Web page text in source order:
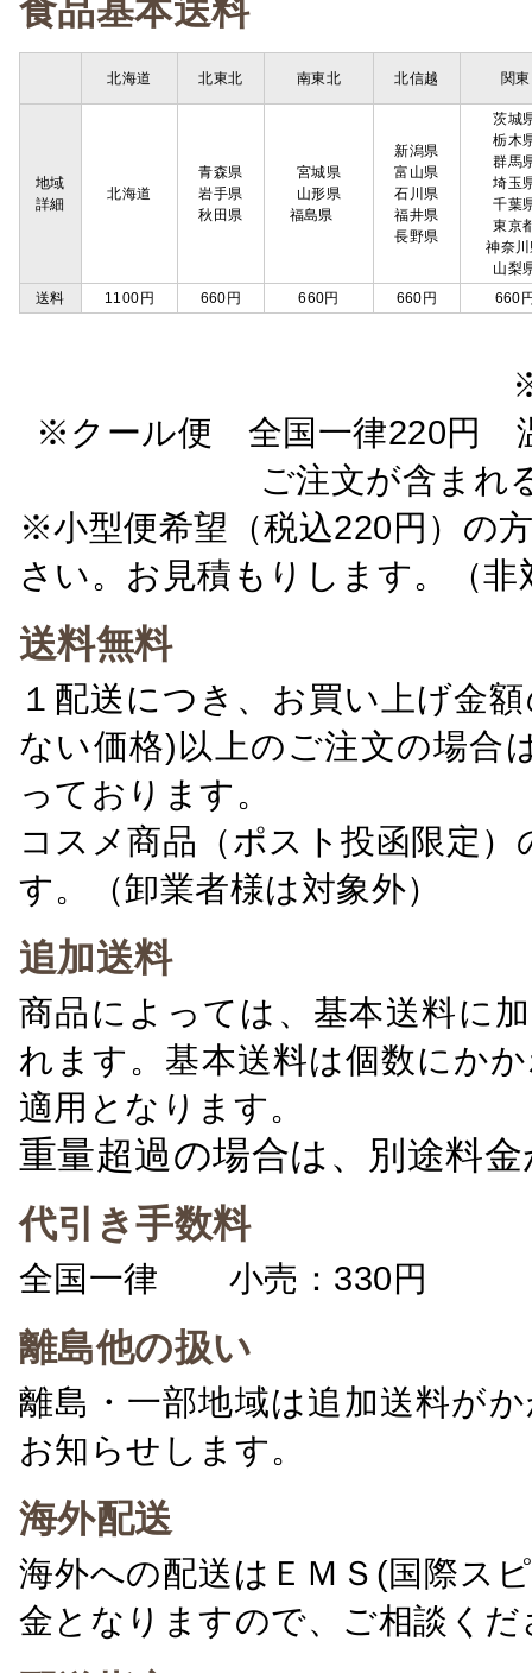
食品基本送料
北海道 北東北 南東北 北信越 関東
地域
詳細
北海道
青森県
岩手県
秋田県
宮城県
山形県
福島県
新潟県
富山県
石川県
福井県
長野県
茨城
栃木
群馬
埼玉
千葉
東京
神奈
山梨
送料
1100円 660円 660円 660円 660
※クール便 全国一律220円
ご注文が含ま
※小型便希望（税込220円）の
さい。お見積もりします。（非
送料無料
１配送につき、お買い上げ金
ない価格)以上のご注文の場合
っております。
コスメ商品（ポスト投函限定
す。（卸業者様は対象外）
追加送料
商品によっては、基本送料に
れます。基本送料は個数にか
適用となります。
重量超過の場合は、別途料
代引き手数料
全国一律 小売：330円 卸
離島他の扱い
離島・一部地域は追加送料が
お知らせします。
海外配送
海外への配送はＥＭＳ(国際ス
金となりますので、ご相談くだ